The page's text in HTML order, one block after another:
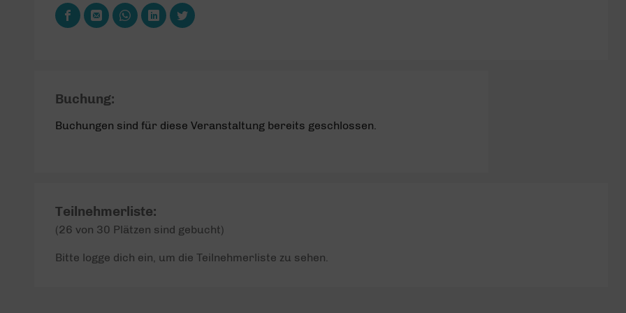
Buchung:
Buchungen sind für diese Veranstaltung bereits geschlossen.
Teilnehmerliste:
(26 von 30 Plätzen sind gebucht)
Bitte logge dich ein, um die Teilnehmerliste zu sehen.